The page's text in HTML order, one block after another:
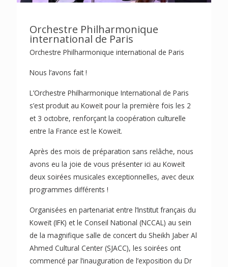
Orchestre Philharmonique
international de Paris
Orchestre Philharmonique international de Paris
Nous l’avons fait !
L’Orchestre Philharmonique International de Paris
s’est produit au Koweït pour la première fois les 2
et 3 octobre, renforçant la coopération culturelle
entre la France est le Koweït.
Après des mois de préparation sans relâche, nous
avons eu la joie de vous présenter ici au Koweït
deux soirées musicales exceptionnelles, avec deux
programmes différents !
Organisées en partenariat entre l’Institut français du
Koweït (IFK) et le Conseil National (NCCAL) au sein
de la magnifique salle de concert du Sheikh Jaber Al
Ahmed Cultural Center (SJACC), les soirées ont
commencé par l’inauguration de l’exposition du Dr